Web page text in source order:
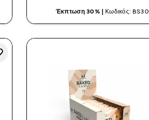
Έκπτωση 30% | Κωδικός: BS30